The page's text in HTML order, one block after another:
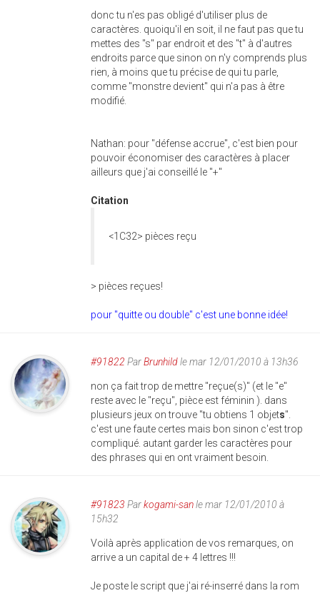
donc tu n'es pas obligé d'utiliser plus de
caractères. quoiqu'il en soit, il ne faut pas que tu
mettes des "s" par endroit et des "t" à d'autres
endroits parce que sinon on n'y comprends plus
rien, à moins que tu précise de qui tu parle,
comme "monstre devient" qui n'a pas à être
modifié.
Nathan: pour "défense accrue", c'est bien pour
pouvoir économiser des caractères à placer
ailleurs que j'ai conseillé le "+"
Citation
<1C32> pièces reçu
> pièces reçues!
pour "quitte ou double" c'est une bonne idée!
#91822 ParBrunhildle mar 12/01/2010 à 13h36
non ça fait trop de mettre "reçue(s)" (et le "e"
reste avec le "reçu", pièce est féminin ). dans
plusieurs jeux on trouve "tu obtiens 1 objets".
c'est une faute certes mais bon sinon c'est trop
compliqué. autant garder les caractères pour
des phrases qui en ont vraiment besoin.
#91823 Parkogami-sanle mar 12/01/2010 à
15h32
Voilà après application de vos remarques, on
arrive a un capital de + 4 lettres !!!
Je poste le script que j'ai ré-inserré dans la rom